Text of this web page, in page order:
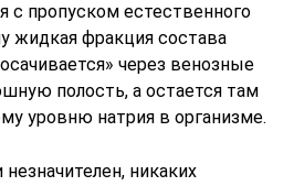
с пропуском естественного
жидкая фракция состава
через венозные
полость, а остается там
уровню натрия в организме.
никаких